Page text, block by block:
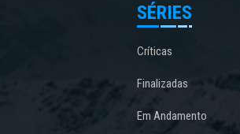
SÉRIES
Críticas
Finalizadas
Em Andamento